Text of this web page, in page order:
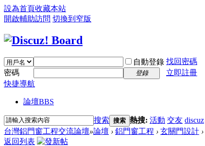
設為首頁收藏本站
開啟輔助訪問 切換到窄版
自動登錄 找回密碼
密碼
登錄
立即註冊
快捷導航
論壇BBS
搜索 搜索 熱搜: 活動 交友 discuz
台灣鋁門窗工程交流論壇»論壇 › 鋁門窗工程 › 玄關門設計 ›
返回列表